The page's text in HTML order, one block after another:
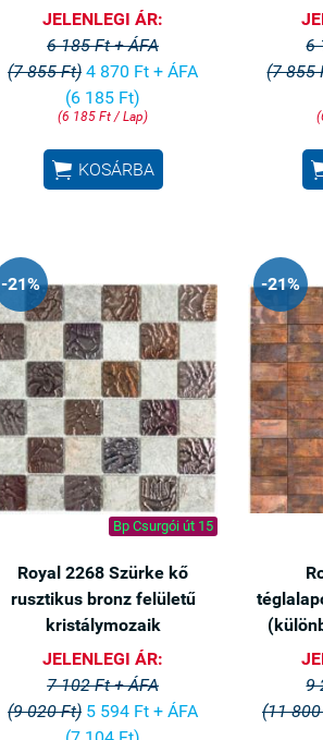
A készleten nem lévő termékeknél a
biztosítani a nyári leállás előtti
JELENLEGI ÁR:
6 185 Ft + ÁFA
(7 855 Ft) 4 870 Ft + ÁFA
(6 185 Ft)
(6 185 Ft / Lap)
 KOSÁRBA
6
(7 855
-21%
Bp Csurgói út 15
Royal 2268 Szürke kő
rusztikus bronz felületű
kristálymozaik
JELENLEGI ÁR:
7 102 Ft + ÁFA
(9 020 Ft) 5 594 Ft + ÁFA
-21%
9
(11